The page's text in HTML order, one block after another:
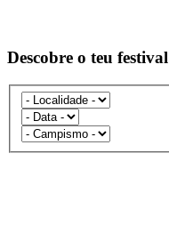
Descobre o teu festival